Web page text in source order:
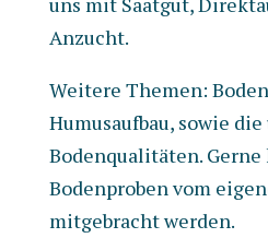
Anzucht.
Weitere Themen:
Humusaufbau, sowie
Bodenqualitäten.
Bodenproben vom
mitgebracht werden.